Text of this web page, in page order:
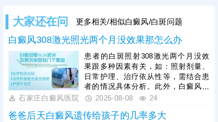
大家还在问 更多相关/相似白癜风/白斑问题
白癜风308激光照光两个月没效果那怎么办
患者的白斑照射308激光两个月没效
果跟多种因素有关，如：照射剂量、
日常护理、治疗依从性等，需结合患
者的情况具体分析。此外，白癜风属
于慢性顽固性皮肤病，短期治疗难以
治，也会导致治疗失效，患者可及时
石家庄白癜风医院 2026-08-08 24
爸爸后天白癜风遗传给孩子的几率多大